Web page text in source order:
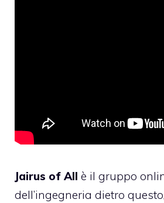
Jairus of All è il gruppo
dell’ingegneria dietro